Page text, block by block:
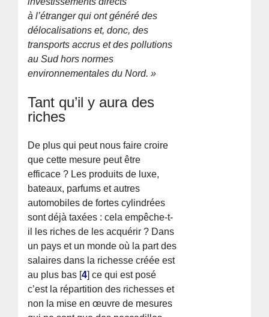
à l’étranger qui ont généré des
délocalisations et, donc, des
transports accrus et des pollutions
au Sud hors normes
environnementales du Nord. »
Tant qu’il y aura des
riches
De plus qui peut nous faire croire
que cette mesure peut être
efficace ? Les produits de luxe,
bateaux, parfums et autres
automobiles de fortes cylindrées
sont déjà taxées : cela empêche-t-
il les riches de les acquérir ? Dans
un pays et un monde où la part des
salaires dans la richesse créée est
au plus bas [4] ce qui est posé
c’est la répartition des richesses et
non la mise en œuvre de mesures